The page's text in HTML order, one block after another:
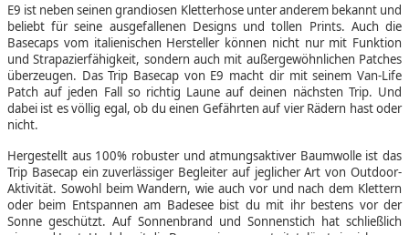
E9 ist neben seinen grandiosen Kletterhose unter anderem bekannt und
beliebt für seine ausgefallenen Designs und tollen Prints. Auch die
Basecaps vom italienischen Hersteller können nicht nur mit Funktion
und Strapazierfähigkeit, sondern auch mit außergewöhnlichen Patches
überzeugen. Das Trip Basecap von E9 macht dir mit seinem Van-Life
Patch auf jeden Fall so richtig Laune auf deinen nächsten Trip. Und
dabei ist es völlig egal, ob du einen Gefährten auf vier Rädern hast oder
nicht.
Hergestellt aus 100% robuster und atmungsaktiver Baumwolle ist das
Trip Basecap ein zuverlässiger Begleiter auf jeglicher Art von Outdoor-
Aktivität. Sowohl beim Wandern, wie auch vor und nach dem Klettern
oder beim Entspannen am Badesee bist du mit ihr bestens vor der
Sonne geschützt. Auf Sonnenbrand und Sonnenstich hat schließlich